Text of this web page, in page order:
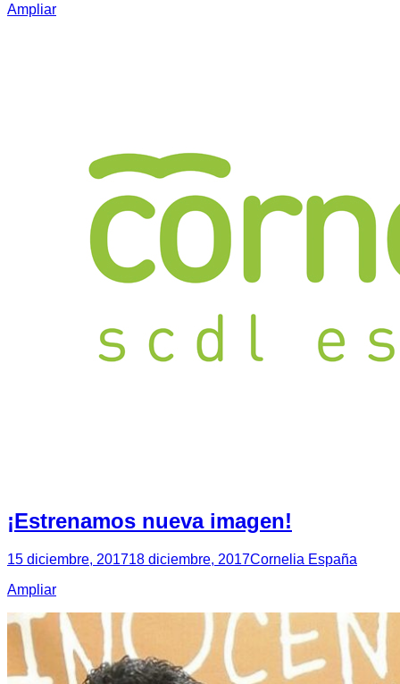
Ampliar
¡Estrenamos nueva imagen!
15 diciembre, 201718 diciembre, 2017Cornelia España
Ampliar